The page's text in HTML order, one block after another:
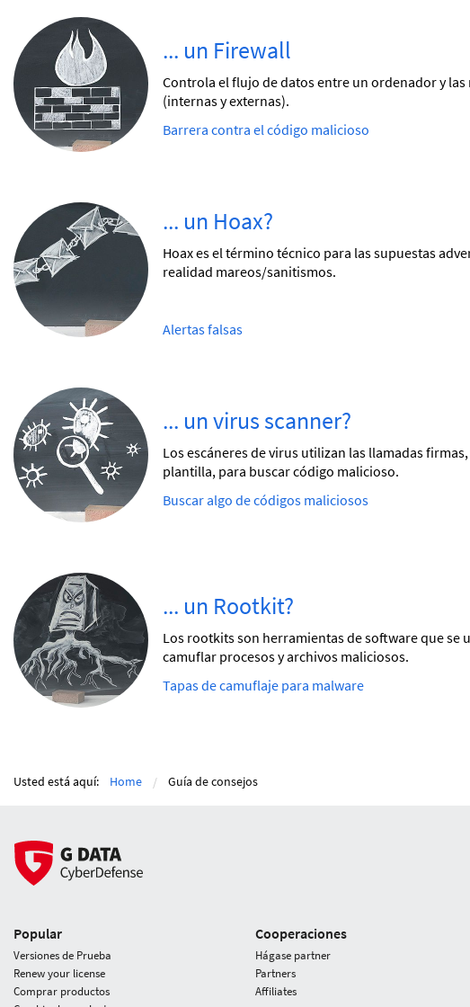
... un Firewall
Controla el flujo de datos entre un ordenador y las
(internas y externas).
Barrera contra el código malicioso
... un Hoax?
Hoax es el término técnico para las supuestas
realidad mareos/sanitismos.
Alertas falsas
... un virus scanner?
Los escáneres de virus utilizan las llamadas
plantilla, para buscar código malicioso.
Buscar algo de códigos maliciosos
... un Rootkit?
Los rootkits son herramientas de software que se
camuflar procesos y archivos maliciosos.
Tapas de camuflaje para malware
Usted está aquí: Home Guía de consejos
Popular
Versiones de Prueba
Renew your license
Comprar productos
Cooperaciones
Hágase partner
Partners
Affiliates